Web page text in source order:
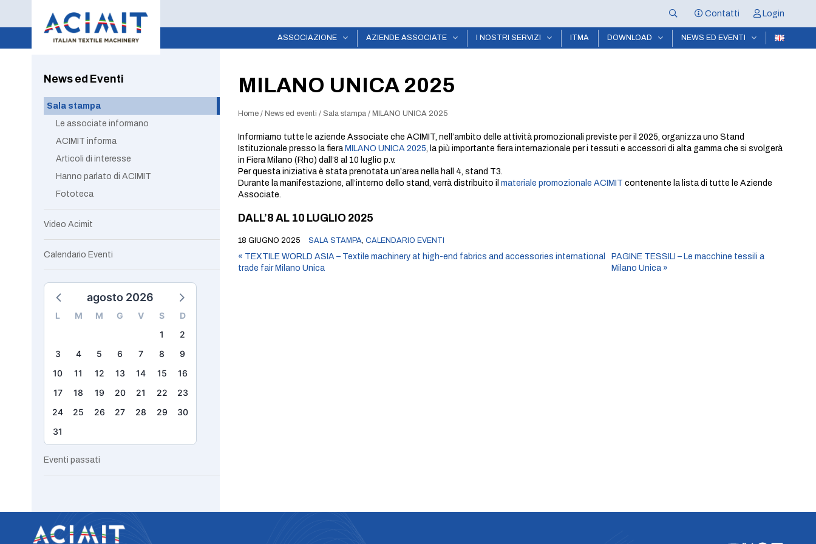
Contatti Login
ASSOCIAZIONE AZIENDE ASSOCIATE I NOSTRI SERVIZI ITMA DOWNLOAD NEWS ED EVENTI
MILANO UNICA 2025
Home / News ed eventi / Sala stampa / MILANO UNICA 2025
Informiamo tutte le aziende Associate che ACIMIT, nell’ambito delle attività promozionali previste per il 2025, organizza uno Stand
Istituzionale presso la fiera MILANO UNICA 2025, la più importante fiera internazionale per i tessuti e accessori di alta gamma che si svolgerà
in Fiera Milano (Rho) dall’8 al 10 luglio p.v.
Per questa iniziativa è stata prenotata un’area nella hall 4, stand T3.
Durante la manifestazione, all’interno dello stand, verrà distribuito il materiale promozionale ACIMIT contenente la lista di tutte le Aziende
Associate.
DALL’8 AL 10 LUGLIO 2025
18 GIUGNO 2025 SALA STAMPA, CALENDARIO EVENTI
« TEXTILE WORLD ASIA – Textile machinery at high-end fabrics and accessories international
trade fair Milano Unica
PAGINE TESSILI – Le macchine tessili a
Milano Unica »
News ed Eventi
Sala stampa
Le associate informano
ACIMIT informa
Articoli di interesse
Hanno parlato di ACIMIT
Fototeca
Video Acimit
Calendario Eventi
agosto 2026
L M M G V S
D
1
2
3
4 5 6 7 8
9
10
11 12 13 14 15
16
17
18 19 20 21 22
23
24
25 26 27 28 29
30
31
Eventi passati